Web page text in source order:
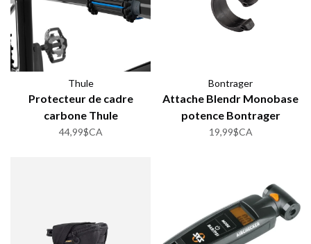
Thule
Protecteur de cadre
carbone Thule
44,99$CA
Bontrager
Attache Blendr Monobase
potence Bontrager
XXX/Pro/Elite
19,99$CA